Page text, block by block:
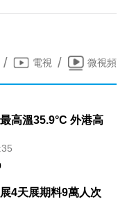
/ 電視 / 微視頻
高溫35.9°C 外港高
4天展期料9萬人次